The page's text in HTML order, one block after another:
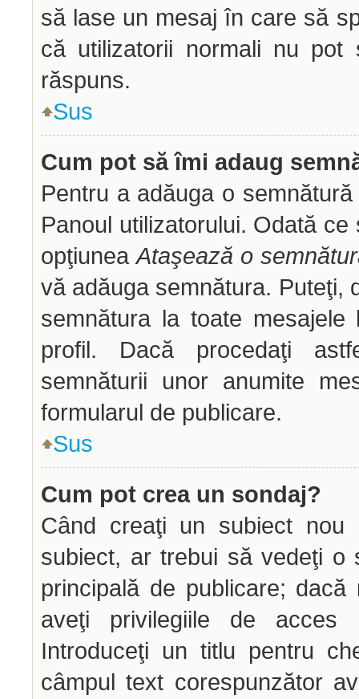
să lase un mesaj în care să
că utilizatorii normali nu
răspuns.
Sus
Cum pot să îmi adaug
Pentru a adăuga o
Panoul utilizatorului. Odată
opţiuneaAtaşează o
vă adăuga semnătura. Puteţi,
semnătura la toate mesajele
profil. Dacă procedaţi
semnăturii unor anumite
formularul de publicare.
Sus
Cum pot crea un sondaj?
Când creaţi un subiect nou
subiect, ar trebui să vedeţi o
principală de publicare;
aveţi privilegiile de acces
Introduceţi un titlu pentru
câmpul text corespunzător